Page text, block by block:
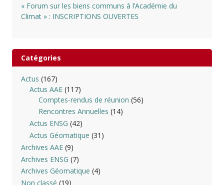
« Forum sur les biens communs à l’Académie du
Climat » : INSCRIPTIONS OUVERTES
Catégories
Actus (167)
Actus AAE (117)
Comptes-rendus de réunion (56)
Rencontres Annuelles (14)
Actus ENSG (42)
Actus Géomatique (31)
Archives AAE(9)
Archives ENSG (7)
Archives Géomatique (4)
Non classé (19)